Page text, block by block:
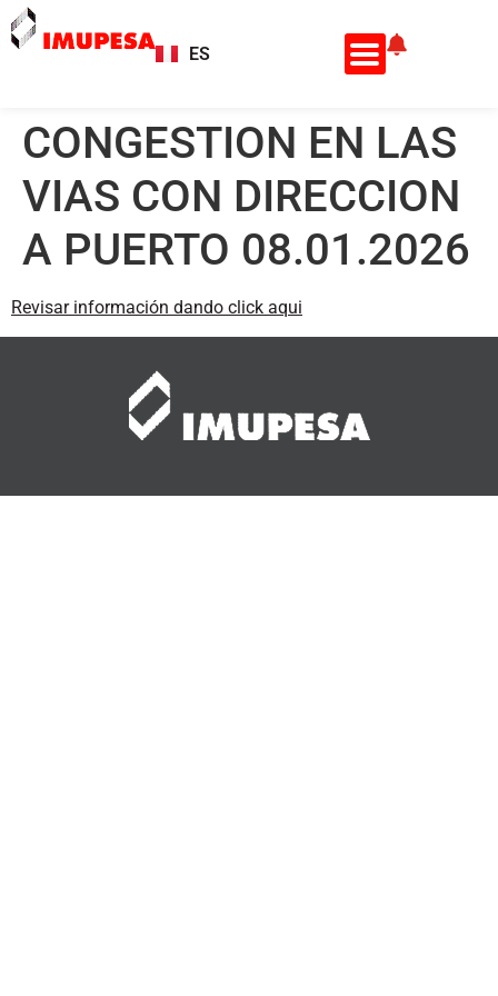
ES
EN
CONGESTION EN LAS
VIAS CON DIRECCION
A PUERTO 08.01.2026
Revisar información dando click aqui